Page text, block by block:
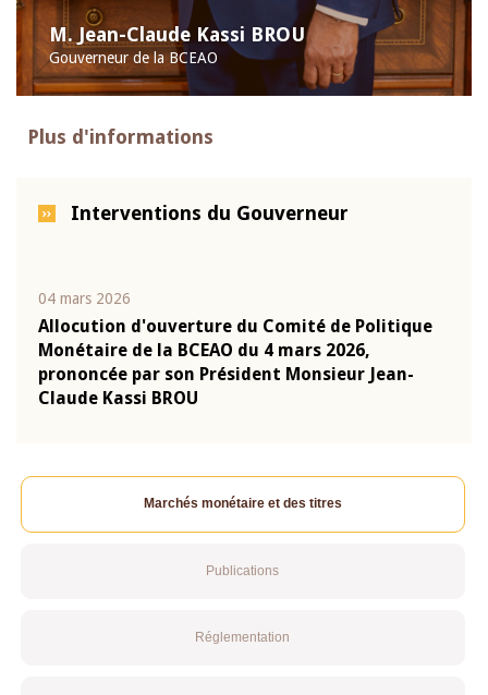
M. Jean-Claude Kassi BROU
Gouverneur de la BCEAO
Plus d'informations
Interventions du Gouverneur
04 mars 2026
Allocution d'ouverture du Comité de Politique
Monétaire de la BCEAO du 4 mars 2026,
prononcée par son Président Monsieur Jean-
Claude Kassi BROU
Marchés monétaire et des titres
Publications
Réglementation